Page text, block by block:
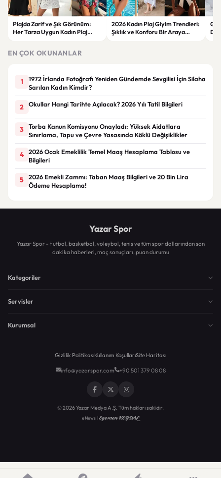
Plajda Zarif ve Şık Görünüm:
Her Tarza Uygun Kadın Plaj
2026 Kadın Plaj Giyim Trendleri:
Şıklık ve Konforu Bir Araya
EN ÇOK OKUNANLAR
1
1972 İrlanda Fotoğrafı Yeniden Gündemde Sevgilisi İçin Silaha
Sarılan Kadın Kimdir?
2 Okullar Hangi Tarihte Açılacak? 2026 Yılı Tatil Bilgileri
3
Torba Kanun Komisyonu Onayladı: Yüksek Aidatlara
Sınırlama, Tapu ve Çevre Yasasında Köklü Değişiklikler
4
2026 Ocak Emeklilik Temel Maaş Hesaplama Tablosu ve
Bilgileri
5
2026 Emekli Zammı: Taban Maaş Bilgileri ve 20 Bin Lira
Ödeme Hesaplama!
Yazar Spor
Yazar Spor - Futbol, basketbol, voleybol, tenis ve tüm spor dallarından son
dakika haberleri, maç sonuçları, puan durumu
Kategoriler
Servisler
Kurumsal
Gizlilik PolitikasıKullanım KoşullarıSite Haritası
info@yazarspor.com +90 501 379 08 08
© 2026 Yazar Medya A.Ş. Tüm hakları saklıdır.
eNews |Egemen KEYDAL